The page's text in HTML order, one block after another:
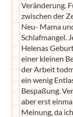
Veränderung.
zwischen der
Neu- Mama
Schlafmangel.
Helenas
einer kleinen
der Arbeit
ein wenig
Bespaßung.
aber erst
Meinung, da